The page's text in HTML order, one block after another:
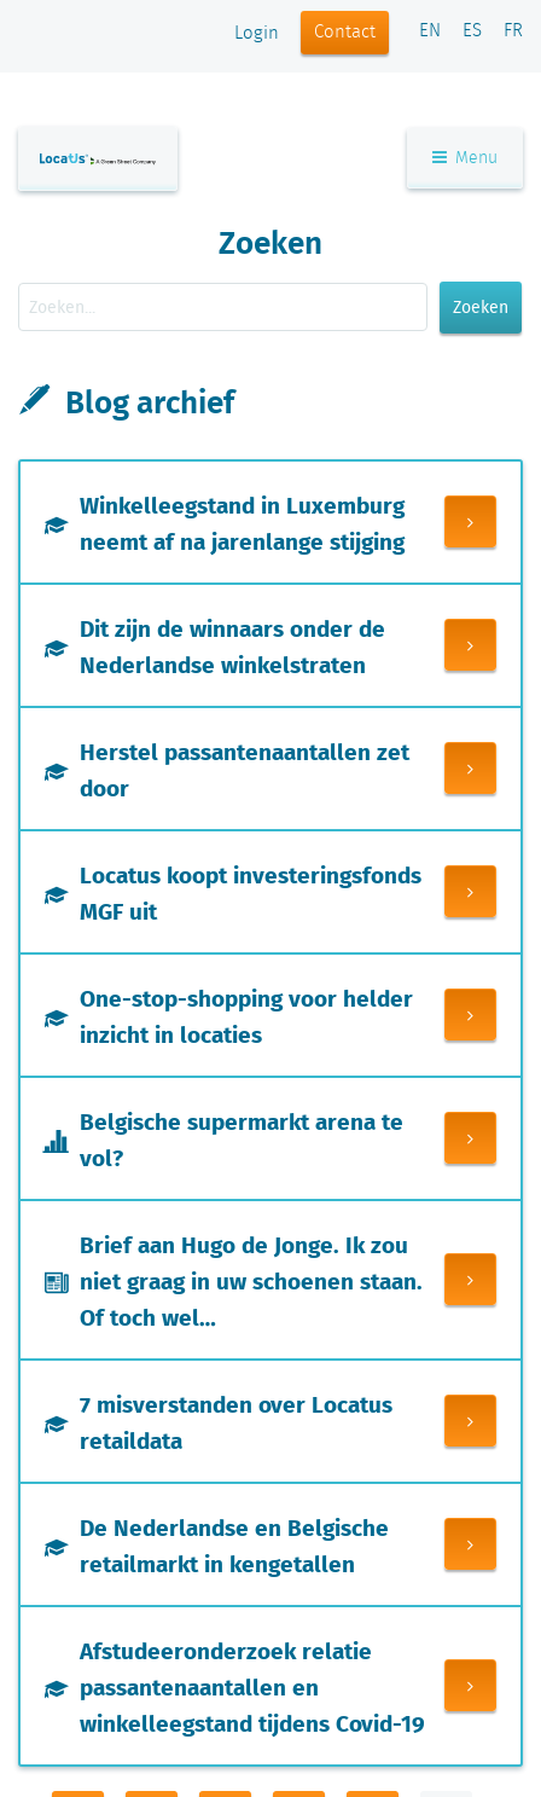
Login Contact EN ES FR
Menu
Zoeken
Zoeken
Blog archief
Winkelleegstand in Luxemburg
neemt af na jarenlange stijging
Dit zijn de winnaars onder de
Nederlandse winkelstraten
Herstel passantenaantallen zet
door
Locatus koopt investeringsfonds
MGF uit
One-stop-shopping voor helder
inzicht in locaties
Belgische supermarkt arena te
vol?
Brief aan Hugo de Jonge. Ik zou
niet graag in uw schoenen staan.
Of toch wel…
7 misverstanden over Locatus
retaildata
De Nederlandse en Belgische
retailmarkt in kengetallen
Afstudeeronderzoek relatie
passantenaantallen en
winkelleegstand tijdens Covid-19